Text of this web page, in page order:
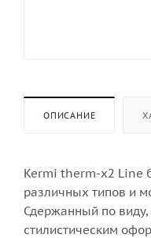
ОПИСАНИЕ
Kermi therm-x2 Line
различных типов и
Сдержанный по
стилистическим